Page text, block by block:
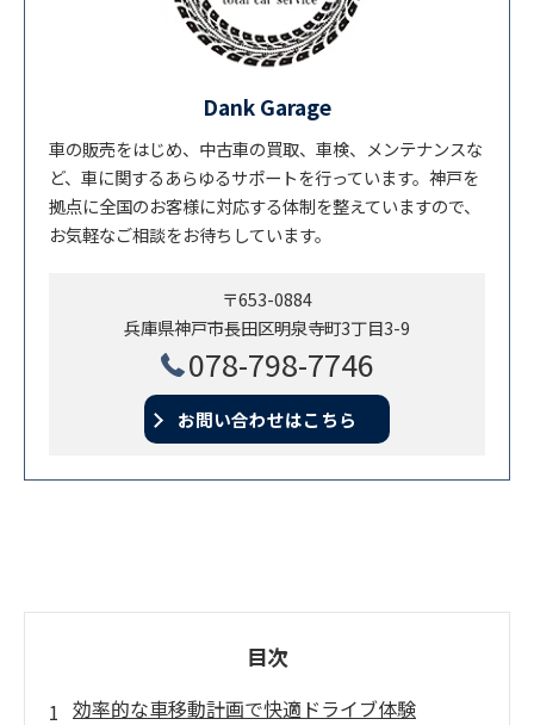
Dank Garage
車の販売をはじめ、中古車の買取、車検、メンテナンスな
ど、車に関するあらゆるサポートを行っています。神戸を
拠点に全国のお客様に対応する体制を整えていますので、
お気軽なご相談をお待ちしています。
〒653-0884
兵庫県神戸市長田区明泉寺町3丁目3-9
078-798-7746
お問い合わせはこちら
目次
効率的な車移動計画で快適ドライブ体験